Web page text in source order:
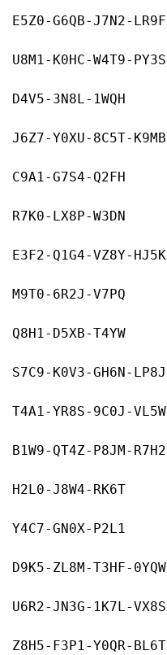
E5Z0-G6QB-J7N2-LR9F
U8M1-K0HC-W4T9-PY3S
D4V5-3N8L-1WQH
J6Z7-Y0XU-8C5T-K9MB
C9A1-G7S4-Q2FH
R7K0-LX8P-W3DN
E3F2-Q1G4-VZ8Y-HJ5K
M9T0-6R2J-V7PQ
Q8H1-D5XB-T4YW
S7C9-K0V3-GH6N-LP8J
T4A1-YR8S-9C0J-VL5W
B1W9-QT4Z-P8JM-R7H2
H2L0-J8W4-RK6T
Y4C7-GN0X-P2L1
D9K5-ZL8M-T3HF-0YQW
U6R2-JN3G-1K7L-VX8S
Z8H5-F3P1-Y0QR-BL6T